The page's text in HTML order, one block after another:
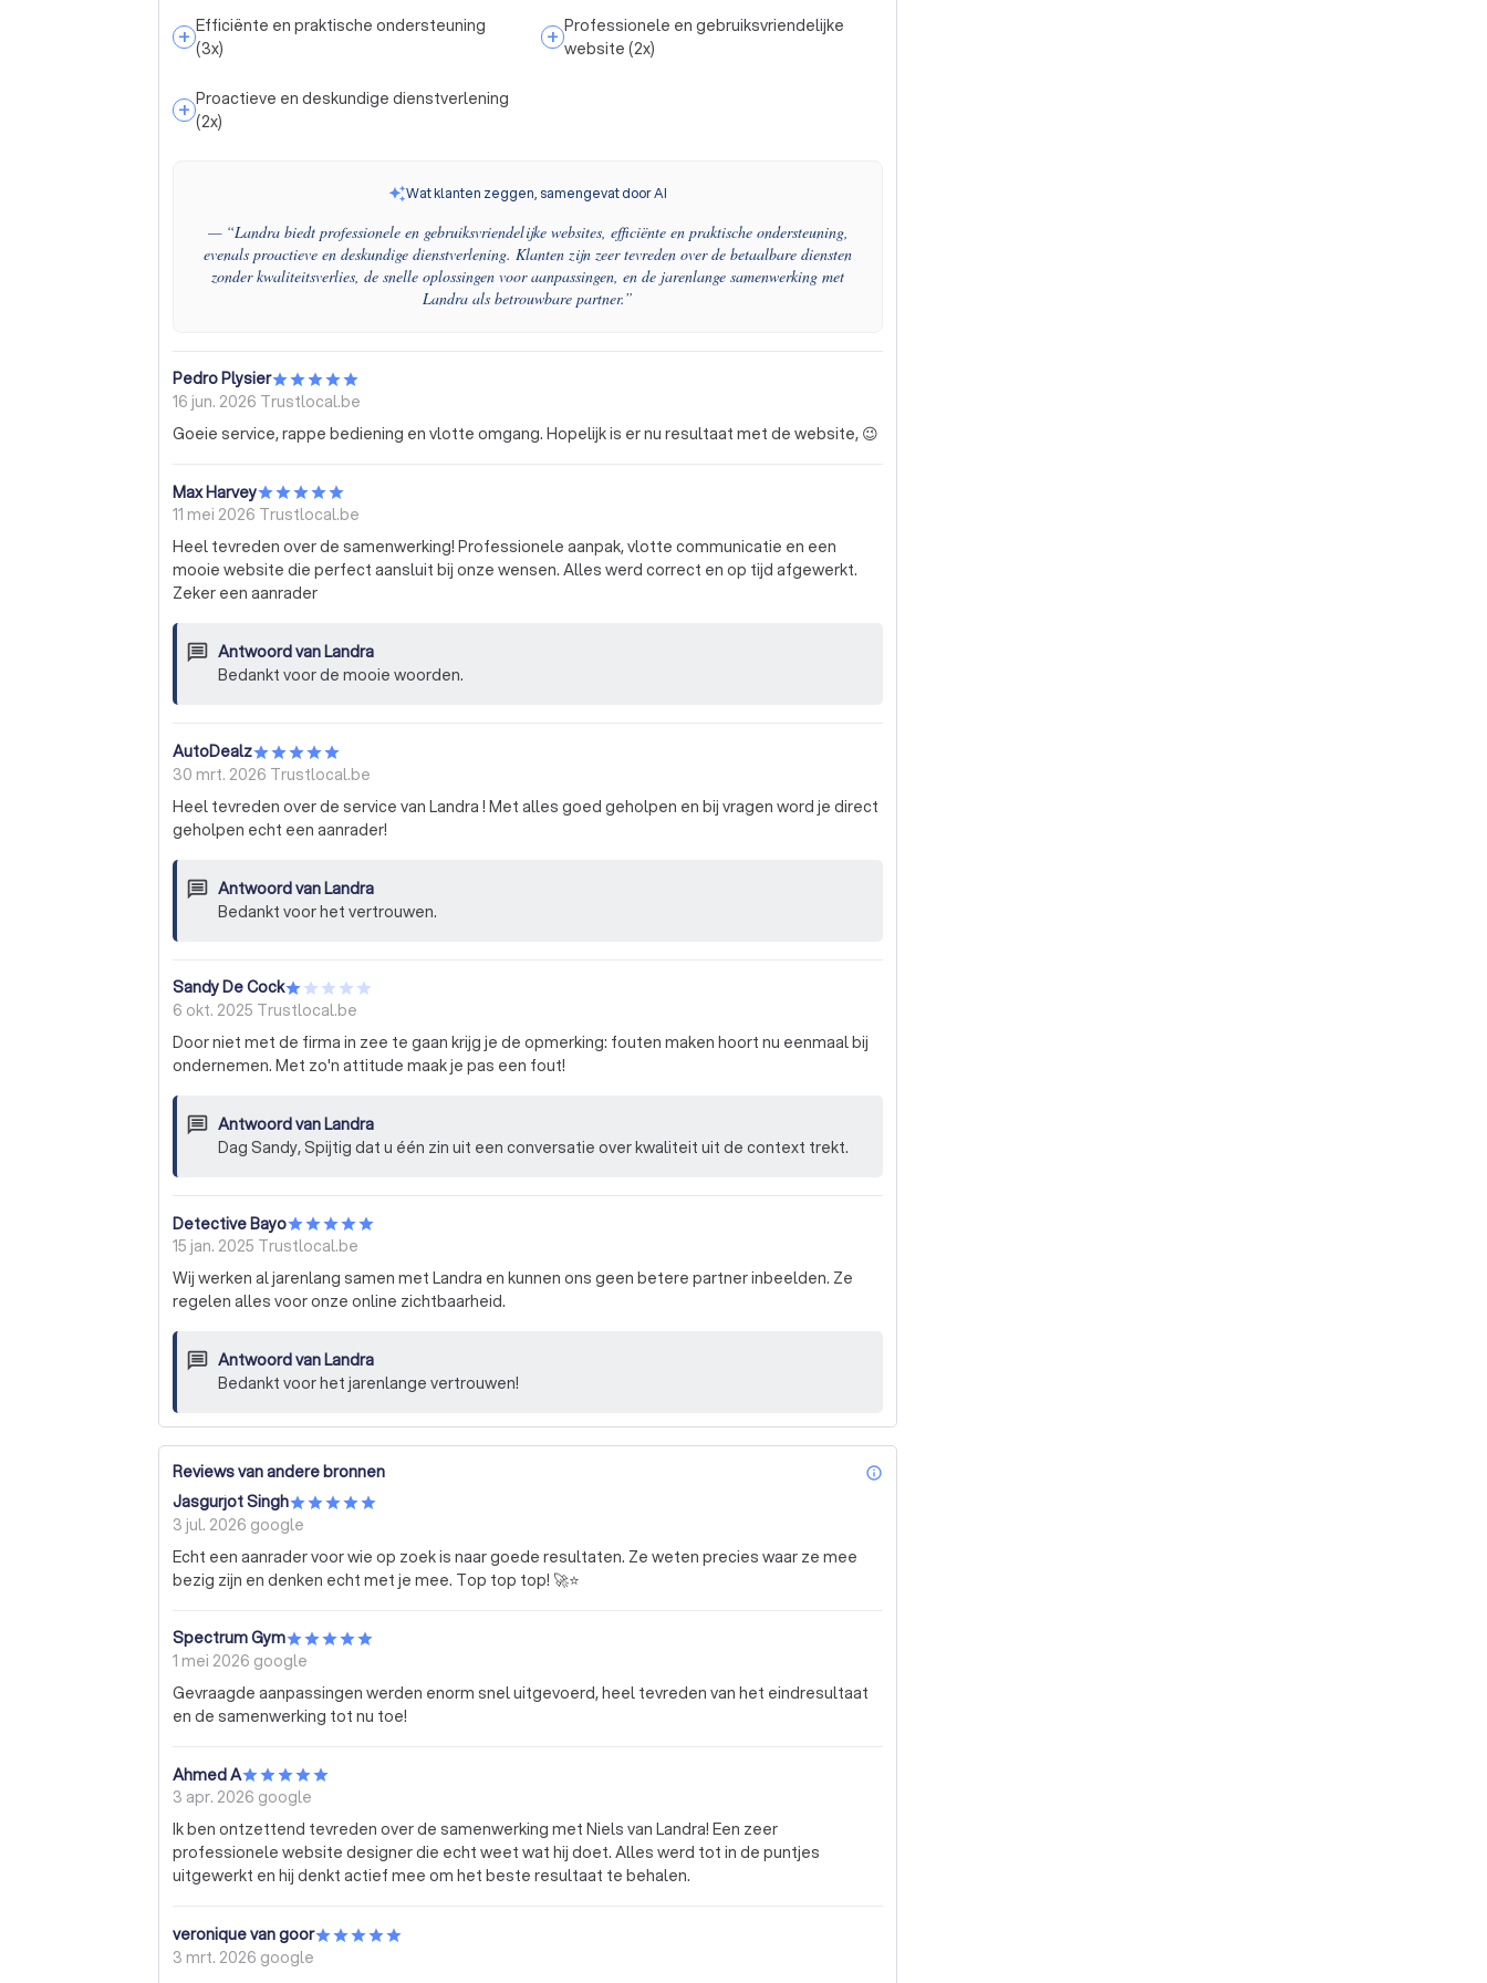
+ Efficiënte en praktische ondersteuning
(3x) + Professionele en gebruiksvriendelijke
website (2x)
+ Proactieve en deskundige dienstverlening
(2x)
Wat klanten zeggen, samengevat door AI
— “Landra biedt professionele en gebruiksvriendelijke websites, efficiënte en praktische ondersteuning,
evenals proactieve en deskundige dienstverlening. Klanten zijn zeer tevreden over de betaalbare diensten
zonder kwaliteitsverlies, de snelle oplossingen voor aanpassingen, en de jarenlange samenwerking met
Landra als betrouwbare partner.”
Pedro Plysier
16 jun. 2026 Trustlocal.be
Goeie service, rappe bediening en vlotte omgang. Hopelijk is er nu resultaat met de website, 😉
Max Harvey
11 mei 2026 Trustlocal.be
Heel tevreden over de samenwerking! Professionele aanpak, vlotte communicatie en een
mooie website die perfect aansluit bij onze wensen. Alles werd correct en op tijd afgewerkt.
Zeker een aanrader
Antwoord vanLandra
Bedankt voor de mooie woorden.
AutoDealz
30 mrt. 2026 Trustlocal.be
Heel tevreden over de service van Landra ! Met alles goed geholpen en bij vragen word je direct
geholpen echt een aanrader!
Antwoord vanLandra
Bedankt voor het vertrouwen.
Sandy De Cock
6 okt. 2025 Trustlocal.be
Door niet met de firma in zee te gaan krijg je de opmerking: fouten maken hoort nu eenmaal bij
ondernemen. Met zo'n attitude maak je pas een fout!
Antwoord vanLandra
Dag Sandy, Spijtig dat u één zin uit een conversatie over kwaliteit uit de context trekt.
Detective Bayo
15 jan. 2025 Trustlocal.be
Wij werken al jarenlang samen met Landra en kunnen ons geen betere partner inbeelden. Ze
regelen alles voor onze online zichtbaarheid.
Antwoord vanLandra
Bedankt voor het jarenlange vertrouwen!
Reviews van andere bronnen info_outline
Jasgurjot Singh
3 jul. 2026 google
Echt een aanrader voor wie op zoek is naar goede resultaten. Ze weten precies waar ze mee
bezig zijn en denken echt met je mee. Top top top! 🚀⭐
Spectrum Gym
1 mei 2026 google
Gevraagde aanpassingen werden enorm snel uitgevoerd, heel tevreden van het eindresultaat
en de samenwerking tot nu toe!
Ahmed A
3 apr. 2026 google
Ik ben ontzettend tevreden over de samenwerking met Niels van Landra! Een zeer
professionele website designer die echt weet wat hij doet. Alles werd tot in de puntjes
uitgewerkt en hij denkt actief mee om het beste resultaat te behalen.
veronique van goor
3 mrt. 2026 google